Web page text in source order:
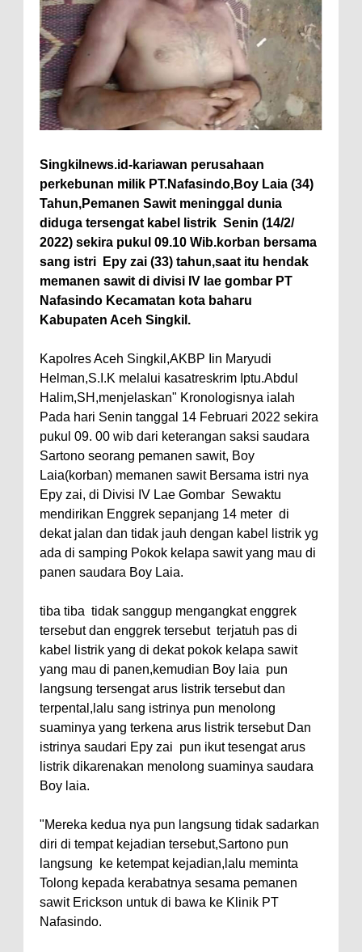
Singkilnews.id-kariawan perusahaan
perkebunan milik PT.Nafasindo,Boy Laia (34)
Tahun,Pemanen Sawit meninggal dunia
diduga tersengat kabel listrik Senin (14/2/
2022) sekira pukul 09.10 Wib.korban bersama
sang istri Epy zai (33) tahun,saat itu hendak
memanen sawit di divisi IV lae gombar PT
Nafasindo Kecamatan kota baharu
Kabupaten Aceh Singkil.
Kapolres Aceh Singkil,AKBP Iin Maryudi
Helman,S.I.K melalui kasatreskrim Iptu.Abdul
Halim,SH,menjelaskan" Kronologisnya ialah
Pada hari Senin tanggal 14 Februari 2022 sekira
pukul 09. 00 wib dari keterangan saksi saudara
Sartono seorang pemanen sawit, Boy
Laia(korban) memanen sawit Bersama istri nya
Epy zai, di Divisi IV Lae Gombar Sewaktu
mendirikan Enggrek sepanjang 14 meter di
dekat jalan dan tidak jauh dengan kabel listrik yg
ada di samping Pokok kelapa sawit yang mau di
panen saudara Boy Laia.
tiba tiba tidak sanggup mengangkat enggrek
tersebut dan enggrek tersebut terjatuh pas di
kabel listrik yang di dekat pokok kelapa sawit
yang mau di panen,kemudian Boy laia pun
langsung tersengat arus listrik tersebut dan
terpental,lalu sang istrinya pun menolong
suaminya yang terkena arus listrik tersebut Dan
istrinya saudari Epy zai pun ikut tesengat arus
listrik dikarenakan menolong suaminya saudara
Boy laia.
"Mereka kedua nya pun langsung tidak sadarkan
diri di tempat kejadian tersebut,Sartono pun
langsung ke ketempat kejadian,lalu meminta
Tolong kepada kerabatnya sesama pemanen
sawit Erickson untuk di bawa ke Klinik PT
Nafasindo.